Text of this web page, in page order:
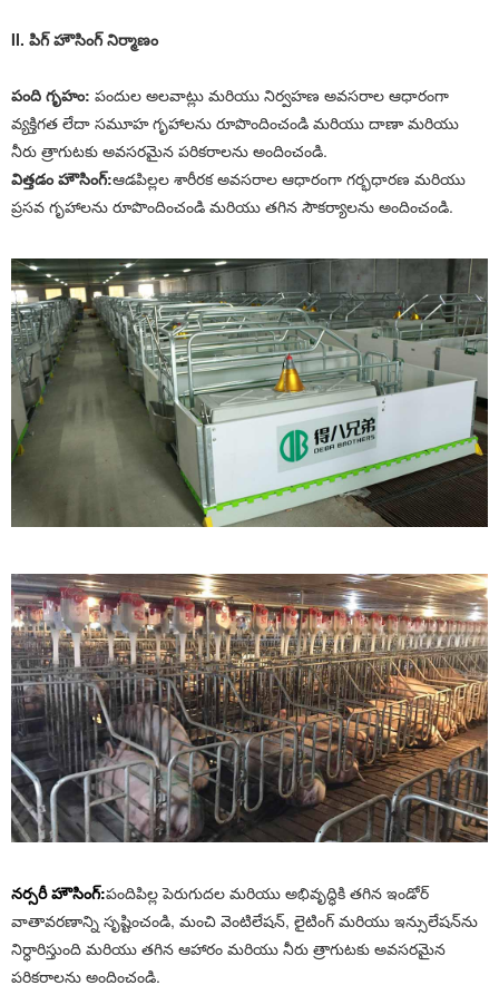
II. పిగ్ హౌసింగ్ నిర్మాణం
పంది గృహం: పందుల అలవాట్లు మరియు నిర్వహణ అవసరాల ఆధారంగా
వ్యక్తిగత లేదా సమూహ గృహాలను రూపొందించండి మరియు దాణా మరియు
నీరు త్రాగుటకు అవసరమైన పరికరాలను అందించండి.
విత్తడం హౌసింగ్:ఆడపిల్లల శారీరక అవసరాల ఆధారంగా గర్భధారణ మరియు
ప్రసవ గృహాలను రూపొందించండి మరియు తగిన సౌకర్యాలను అందించండి.
నర్సరీ హౌసింగ్:పందిపిల్ల పెరుగుదల మరియు అభివృద్ధికి తగిన ఇండోర్
వాతావరణాన్ని సృష్టించండి, మంచి వెంటిలేషన్, లైటింగ్ మరియు ఇన్సులేషన్‌ను
నిర్ధారిస్తుంది మరియు తగిన ఆహారం మరియు నీరు త్రాగుటకు అవసరమైన
పరికరాలను అందించండి.